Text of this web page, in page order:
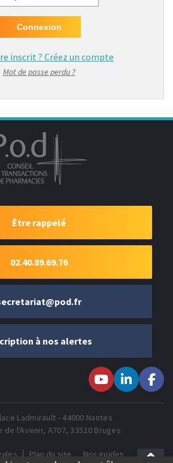
passe
inscrit ? Créez un compte
Mot de passe perdu ?
Être rappelé
02.40.89.69.76
à nos alertes
Youtubesur LinkedIn
nous sur
Ladmirault - 44000 Nantes
de l'Avenir, A707, 33520 Bruges
Plan du site
Nos guides